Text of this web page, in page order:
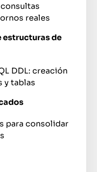
reales
estructuras de
DDL: creación
y tablas
para consolidar